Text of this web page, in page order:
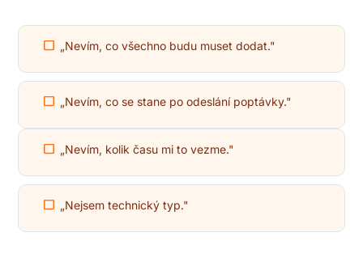
„Nevím, co všechno budu muset dodat."
„Nevím, co se stane po odeslání poptávky."
„Nevím, kolik času mi to vezme."
„Nejsem technický typ."